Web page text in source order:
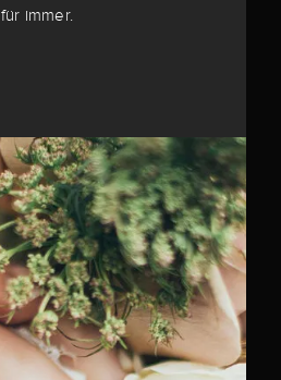
für immer.